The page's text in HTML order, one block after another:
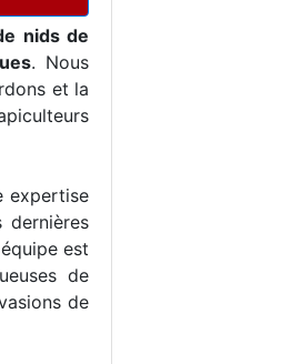
nids de
. Nous
et la
expertise
dernières
est
de
de